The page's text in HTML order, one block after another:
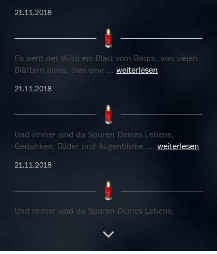
21.11.2018
Es weht der Wind ein Blatt vom Baum, von vielen
Blättern eines, dies eine ... weiterlesen
21.11.2018
Und immer sind da Spuren Deines Lebens,
Gedanken, Bilder und Augenblicke. ... weiterlesen
21.11.2018
Und immer sind da Spuren Deines Lebens,